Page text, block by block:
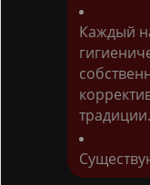
Каждый
традиции.